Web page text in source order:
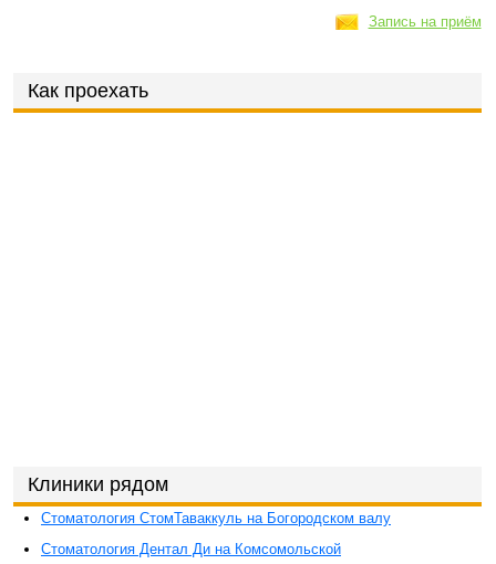
Запись на приём
Как проехать
Клиники рядом
Стоматология СтомТаваккуль на Богородском валу
Стоматология Дентал Ди на Комсомольской